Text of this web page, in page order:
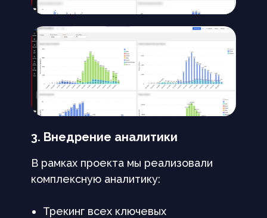
В рамках проекта мы реализовали
комплексную аналитику:
Трекинг всех ключевых
3. Внедрение аналитики